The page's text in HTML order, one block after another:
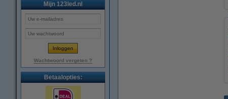
Mijn 123led.nl
Wachtwoord vergeten ?
Betaalopties: